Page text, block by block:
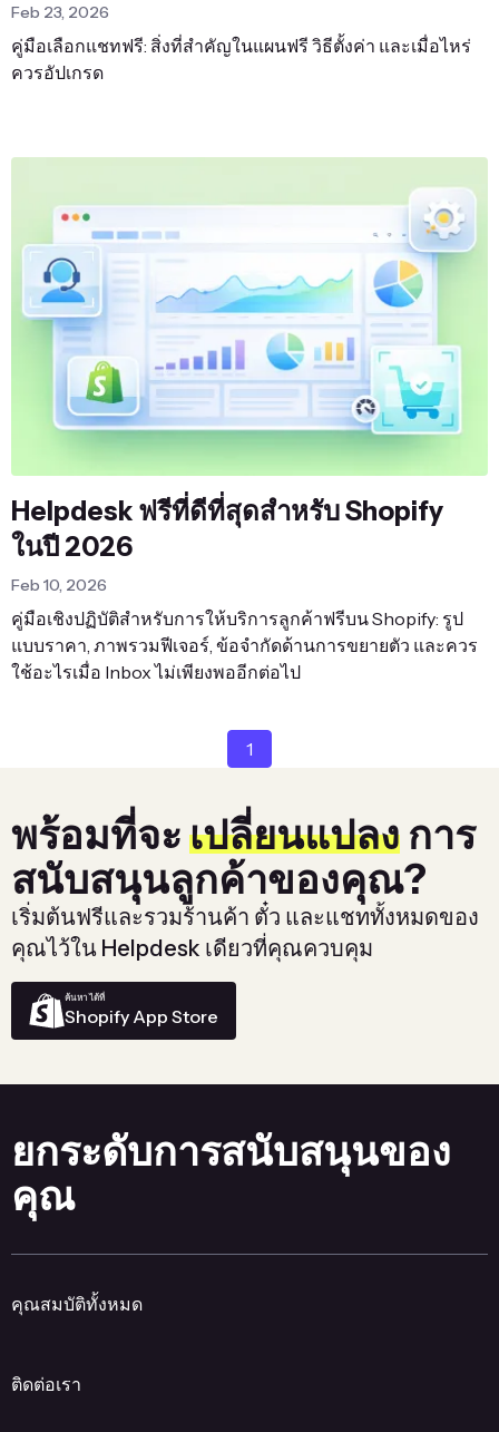
Feb 23, 2026
คู่มือเลือกแชทฟรี: สิ่งที่สำคัญในแผนฟรี วิธีตั้งค่า และเมื่อไหร่
ควรอัปเกรด
Helpdesk ฟรีที่ดีที่สุดสำหรับ Shopify
ในปี 2026
Feb 10, 2026
คู่มือเชิงปฏิบัติสำหรับการให้บริการลูกค้าฟรีบน Shopify: รูป
แบบราคา, ภาพรวมฟีเจอร์, ข้อจำกัดด้านการขยายตัว และควร
ใช้อะไรเมื่อ Inbox ไม่เพียงพออีกต่อไป
1
พร้อมที่จะเปลี่ยนแปลง การ
สนับสนุนลูกค้าของคุณ?
เริ่มต้นฟรีและรวมร้านค้า ตั๋ว และแชททั้งหมดของ
คุณไว้ใน Helpdesk เดียวที่คุณควบคุม
ค้นหาได้ที่
Shopify App Store
ยกระดับการสนับสนุนของ
คุณ
คุณสมบัติทั้งหมด
ติดต่อเรา